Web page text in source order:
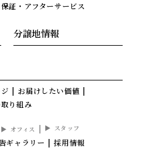
保証・アフターサービス
分譲地情報
お届けしたい価値
り組み
オフィス スタッフ
ギャラリー 採用情報